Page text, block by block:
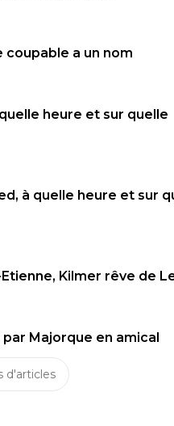
coupable a un nom
heure et sur quelle
à quelle heure et sur
Kilmer rêve de
par Majorque en amical
d'articles